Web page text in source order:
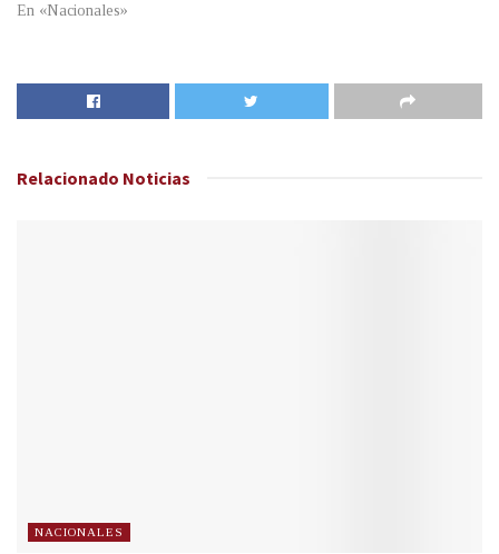
En «Nacionales»
Relacionado Noticias
NACIONALES